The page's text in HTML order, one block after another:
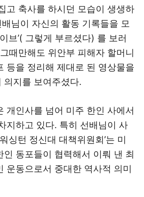
고 축사를 하시던 모습이 생생하
님이 자신의 활동 기록들을 모
브’( 그렇게 부르셨다) 를 보러
때만해도 위안부 피해자 할머니
등을 정리해 제대로 된 영상물을
의지를 보여주셨다.
개인사를 넘어 미주 한인 사에서
지하고 있다. 특히 선배님이 사
싱턴 정신대 대책위원회’는 미
인 동포들이 협력해서 이뤄 낸 최
운동으로서 중대한 역사적 의미